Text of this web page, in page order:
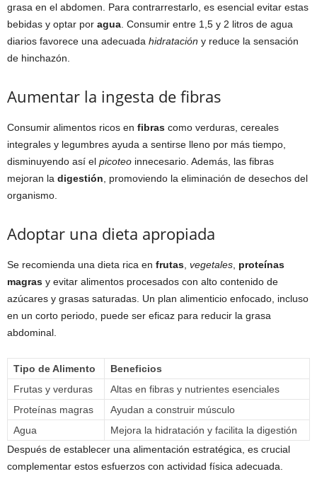
grasa en el abdomen. Para contrarrestarlo, es esencial evitar estas
bebidas y optar por agua . Consumir entre 1,5 y 2 litros de agua
diarios favorece una adecuada hidratación y reduce la sensación
de hinchazón.
Aumentar la ingesta de fibras
Consumir alimentos ricos en fibras como verduras, cereales
integrales y legumbres ayuda a sentirse lleno por más tiempo,
disminuyendo así el picoteo innecesario. Además, las fibras
mejoran la digestión , promoviendo la eliminación de desechos del
organismo.
Adoptar una dieta apropiada
Se recomienda una dieta rica en frutas vegetales proteínas
magras y evitar alimentos procesados con alto contenido de
azúcares y grasas saturadas. Un plan alimenticio enfocado, incluso
en un corto periodo, puede ser eficaz para reducir la grasa
abdominal.
Tipo de Alimento
Beneficios
Frutas y verduras
Altas en fibras y nutrientes esenciales
Proteínas magras
Ayudan a construir músculo
Agua
Mejora la hidratación y facilita la digestión
Después de establecer una alimentación estratégica, es crucial
complementar estos esfuerzos con actividad física adecuada.